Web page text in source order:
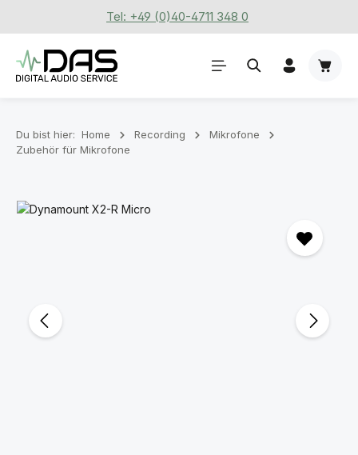
Zum Hauptinhalt springenTel: +49 (0)40-4711 348 0
Du bist hier: Home Recording
Mikrofone
Zubehör für Mikrofone
Bildergalerie überspringen